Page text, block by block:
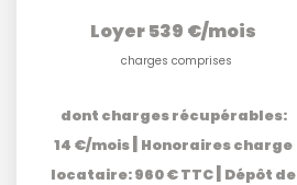
Loyer 539 €/mois
charges comprises
dont charges récupérables:
14 €/mois| Honoraires charge
locataire: 960 € TTC| Dépôt de